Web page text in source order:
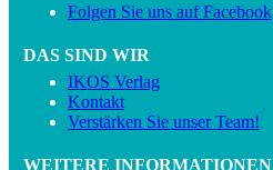
Folgen Sie uns auf Facebook
DAS SIND WIR
IKOS Verlag
Kontakt
Verstärken Sie unser Team!
WEITERE INFORMATIONEN